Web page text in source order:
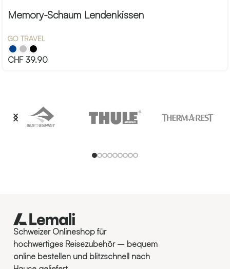
Memory-Schaum Lendenkissen
GO TRAVEL
CHF39.90
Schweizer Onlineshop für
hochwertiges Reisezubehör – bequem
online bestellen und blitzschnell nach